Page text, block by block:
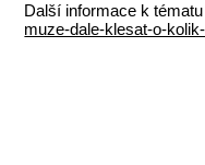
Další informace k
muze-dale-klesat-o-